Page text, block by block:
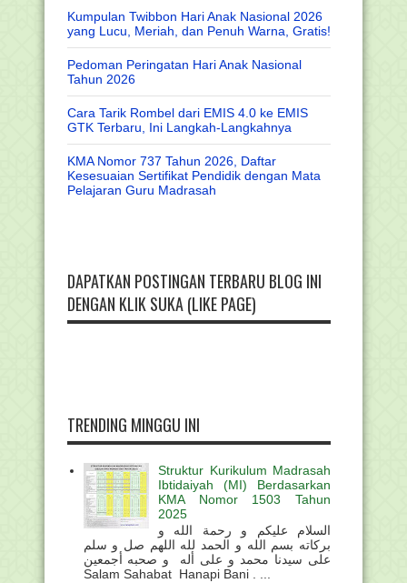
Kumpulan Twibbon Hari Anak Nasional 2026
yang Lucu, Meriah, dan Penuh Warna, Gratis!
Pedoman Peringatan Hari Anak Nasional
Tahun 2026
Cara Tarik Rombel dari EMIS 4.0 ke EMIS
GTK Terbaru, Ini Langkah-Langkahnya
KMA Nomor 737 Tahun 2026, Daftar
Kesesuaian Sertifikat Pendidik dengan Mata
Pelajaran Guru Madrasah
DAPATKAN POSTINGAN TERBARU BLOG INI
DENGAN KLIK SUKA (LIKE PAGE)
TRENDING MINGGU INI
Struktur Kurikulum Madrasah
Ibtidaiyah (MI) Berdasarkan
KMA Nomor 1503 Tahun
2025
السلام عليكم و رحمة الله و
بركاته بسم الله و الحمد لله اللهم صل و سلم
على سيدنا محمد و على أله و صحبه أجمعين
Salam Sahabat Hanapi Bani . ...